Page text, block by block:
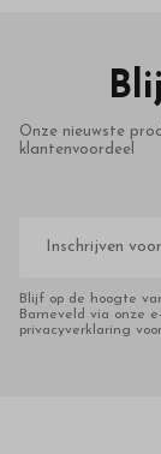
Onze nieuwste
klantenvoordeel
mailadres
Blijf op de hoogte
Barneveld via onze
privacyverklaring